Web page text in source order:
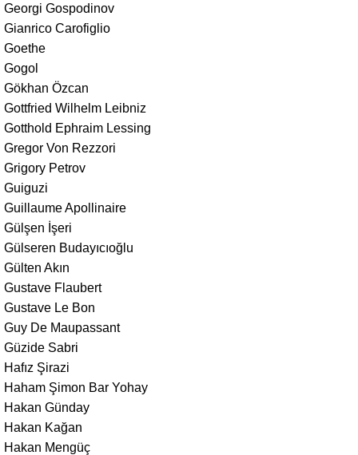
Georgi Gospodinov
Gianrico Carofiglio
Goethe
Gogol
Gökhan Özcan
Gottfried Wilhelm Leibniz
Gotthold Ephraim Lessing
Gregor Von Rezzori
Grigory Petrov
Guiguzi
Guillaume Apollinaire
Gülşen İşeri
Gülseren Budayıcıoğlu
Gülten Akın
Gustave Flaubert
Gustave Le Bon
Guy De Maupassant
Güzide Sabri
Hafız Şirazi
Haham Şimon Bar Yohay
Hakan Günday
Hakan Kağan
Hakan Mengüç